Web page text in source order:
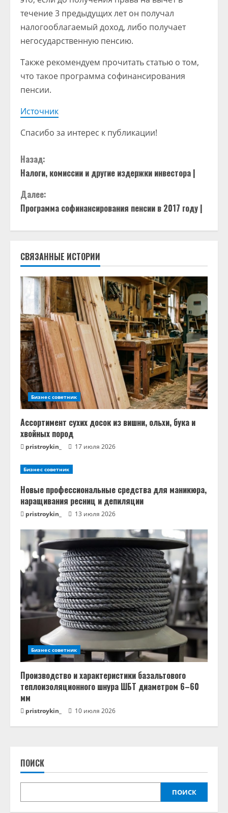
течение 3 предыдущих лет он получал
налогооблагаемый доход, либо получает
негосударственную пенсию.
Также рекомендуем прочитать статью о том,
что такое программа софинансирования
пенсии.
Источник
Спасибо за интерес к публикации!
П
р
о
д
о
л
ж
и
т
ь
ч
т
е
н
и
е
Назад:
Налоги, комиссии и другие издержки инвестора |
Далее:
Программа софинансирования пенсии в 2017 году |
СВЯЗАННЫЕ ИСТОРИИ
Бизнес советник
Ассортимент сухих досок из вишни, ольхи, бука и
хвойных пород
pristroykin_ 17 июля 2026
Бизнес советник
Новые профессиональные средства для маникюра,
наращивания ресниц и депиляции
pristroykin_ 13 июля 2026
Бизнес советник
Производство и характеристики базальтового
теплоизоляционного шнура ШБТ диаметром 6–60
мм
pristroykin_ 10 июля 2026
ПОИСК
ПОИСК